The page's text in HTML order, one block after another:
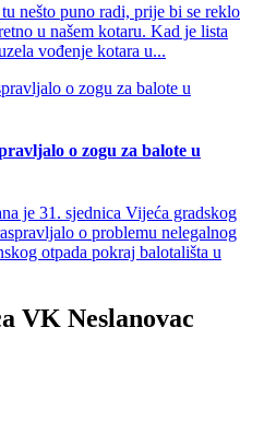
nešto puno radi, prije bi se reklo
u našem kotaru. Kad je lista
vođenje kotara u...
o zogu za balote u
je 31. sjednica Vijeća gradskog
o problemu nelegalnog
otpada pokraj balotališta u
VK Neslanovac